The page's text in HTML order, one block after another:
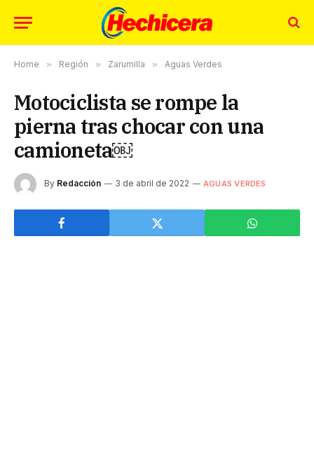
Home » Región » Zarumilla » Aguas Verdes
Motociclista se rompe la
pierna tras chocar con una
camioneta￼
By Redacción 3 de abril de 2022 AGUAS VERDES